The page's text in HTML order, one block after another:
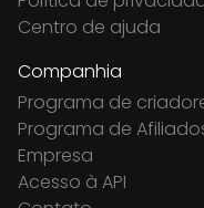
Centro de ajuda
Companhia
Programa de
Programa de
Empresa
Acesso à API